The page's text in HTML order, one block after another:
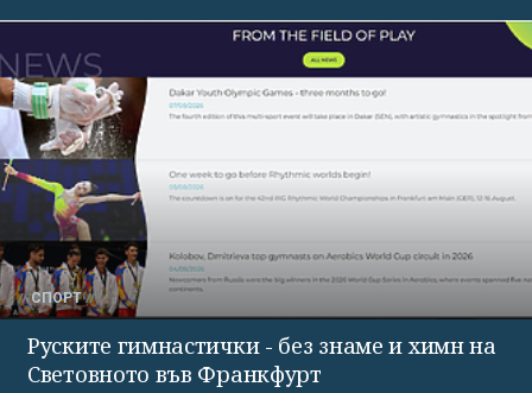
СПОРТ
Руските гимнастички - без знаме и химн на
Световното във Франкфурт